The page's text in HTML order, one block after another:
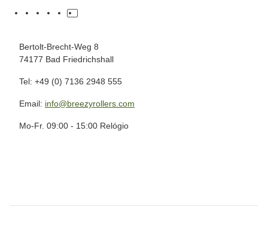
Bertolt-Brecht-Weg 8
74177 Bad Friedrichshall
Tel: +49 (0) 7136 2948 555
Email: info@breezyrollers.com
Mo-Fr. 09:00 - 15:00 Relógio